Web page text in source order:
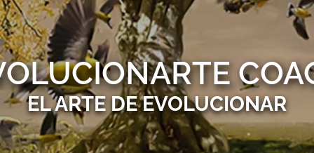
EL ARTE DE EVOLUCIONAR